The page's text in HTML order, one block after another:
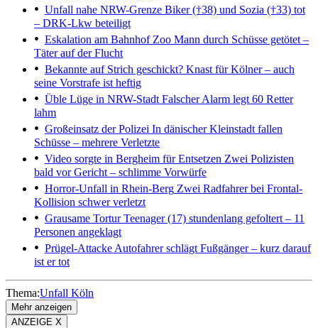
Unfall nahe NRW-Grenze Biker (†38) und Sozia (†33) tot
– DRK-Lkw beteiligt
Eskalation am Bahnhof Zoo Mann durch Schüsse getötet –
Täter auf der Flucht
Bekannte auf Strich geschickt? Knast für Kölner – auch
seine Vorstrafe ist heftig
Üble Lüge in NRW-Stadt Falscher Alarm legt 60 Retter
lahm
Großeinsatz der Polizei In dänischer Kleinstadt fallen
Schüsse – mehrere Verletzte
Video sorgte in Bergheim für Entsetzen Zwei Polizisten
bald vor Gericht – schlimme Vorwürfe
Horror-Unfall in Rhein-Berg Zwei Radfahrer bei Frontal-
Kollision schwer verletzt
Grausame TorturTeenager (17) stundenlang gefoltert – 11
Personen angeklagt
Prügel-Attacke Autofahrer schlägt Fußgänger – kurz darauf
ist er tot
Thema:Unfall Köln
Mehr anzeigen
ANZEIGE X